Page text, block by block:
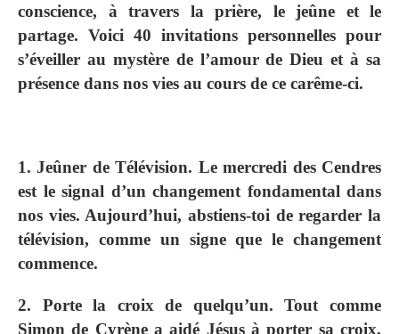
conscience, à travers la prière, le jeûne et le
partage. Voici 40 invitations personnelles pour
s’éveiller au mystère de l’amour de Dieu et à sa
présence dans nos vies au cours de ce carême-ci.
1. Jeûner de Télévision. Le mercredi des Cendres
est le signal d’un changement fondamental dans
nos vies. Aujourd’hui, abstiens-toi de regarder la
télévision, comme un signe que le changement
commence.
2. Porte la croix de quelqu’un. Tout comme
Simon de Cyrène a aidé Jésus à porter sa croix,